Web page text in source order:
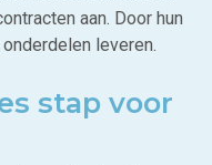
aan. Door hun
leveren.
stap voor